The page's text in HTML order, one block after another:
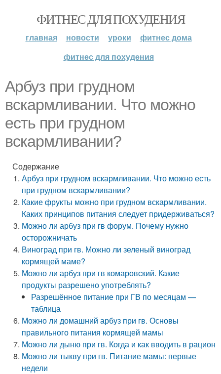
ФИТНЕС ДЛЯ ПОХУДЕНИЯ
главная новости уроки
фитнес дома
фитнес для похудения
Арбуз при грудном
вскармливании. Что можно
есть при грудном
вскармливании?
Содержание
Арбуз при грудном вскармливании. Что можно есть
при грудном вскармливании?
Какие фрукты можно при грудном вскармливании.
Каких принципов питания следует придерживаться?
Можно ли арбуз при гв форум. Почему нужно
осторожничать
Виноград при гв. Можно ли зеленый виноград
кормящей маме?
Можно ли арбуз при гв комаровский. Какие
продукты разрешено употрeблять?
Разрешённое питание при ГВ по месяцам —
таблица
Можно ли домашний арбуз при гв. Основы
правильного питания кормящей мамы
Можно ли дыню при гв. Когда и как вводить в рацион
Можно ли тыкву при гв. Питание мамы: первые
недели